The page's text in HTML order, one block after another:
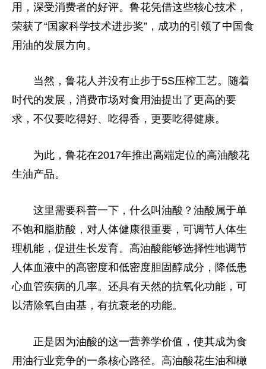
用，深受消费者的好评。鲁花凭借这些核心技术，
荣获了“国家科学技术进步奖”，成功的引领了中国食
用油的发展方向。
当然，鲁花人并没有止步于5S压榨工艺。随着
时代的发展，消费市场对食用油提出了更高的要
求，不仅要吃得好、吃得香，更要吃得健康。
为此，鲁花在2017年推出高端定位的高油酸花
生油产品。
这里需要科普一下，什么叫油酸？油酸属于单
不饱和脂肪酸，对人体健康很重要，可调节人体生
理机能，促进生长发育。高油酸能够选择性地调节
人体血液中的高密度和低密度胆固醇成分，降低患
心血管疾病的几率。还具有天然的抗氧化功能，可
以清除氧自由基，有抗衰老的功能。
正是因为油酸的这一营养学价值，使其成为食
用油行业竞争的一条核心路径。高油酸花生油和橄